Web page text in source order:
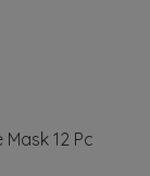
12 Pc